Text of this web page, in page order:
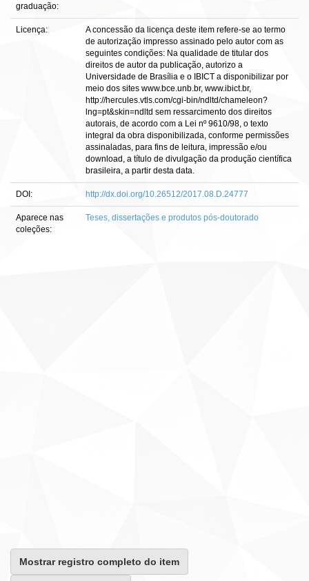
graduação:
Licença:
A concessão da licença deste item refere-se ao termo
de autorização impresso assinado pelo autor com as
seguintes condições: Na qualidade de titular dos
direitos de autor da publicação, autorizo a
Universidade de Brasília e o IBICT a disponibilizar por
meio dos sites www.bce.unb.br, www.ibict.br,
http://hercules.vtls.com/cgi-bin/ndltd/chameleon?
lng=pt&skin=ndltd sem ressarcimento dos direitos
autorais, de acordo com a Lei nº 9610/98, o texto
integral da obra disponibilizada, conforme permissões
assinaladas, para fins de leitura, impressão e/ou
download, a título de divulgação da produção científica
brasileira, a partir desta data.
DOI: http://dx.doi.org/10.26512/2017.08.D.24777
Aparece nas
coleções:
Teses, dissertações e produtos pós-doutorado
Mostrar registro completo do item